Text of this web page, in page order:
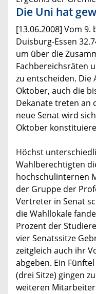
Die Uni hat
[13.06.2008] Vom
Duisburg-Essen
um über die
Fachbereichsräten
zu entscheiden. Die
Oktober, auch die
Dekanate treten an
neue Senat wird
Oktober
Höchst
Wahlberechtigten
hochschulinternen
der Gruppe der
Vertreter in Senat
die Wahllokale
Prozent der
vier Senatssitze
zeitgleich auch ihr
abgeben. Ein
(drei Sitze) gingen
weiteren Mitarbeiter